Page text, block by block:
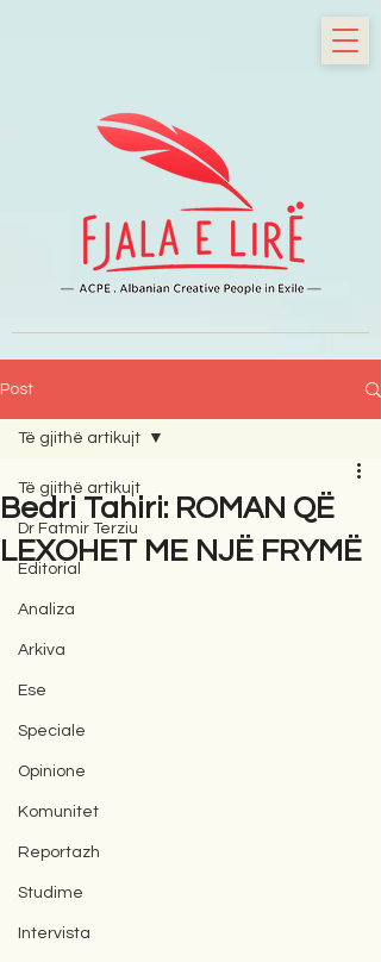
Post
Të gjithë artikujt
Dr Fatmir Terziu
Editorial
Analiza
Arkiva
Ese
Speciale
Opinione
Komunitet
Reportazh
Studime
Intervista
Të gjithë artikujt
Bedri Tahiri: ROMAN QË
LEXOHET ME NJË FRYMË